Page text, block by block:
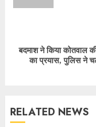
Next
post:
बदमाश ने किया कोतवाल
का प्रयास, पुलिस ने
RELATED NEWS